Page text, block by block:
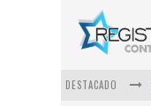
DESTACADO